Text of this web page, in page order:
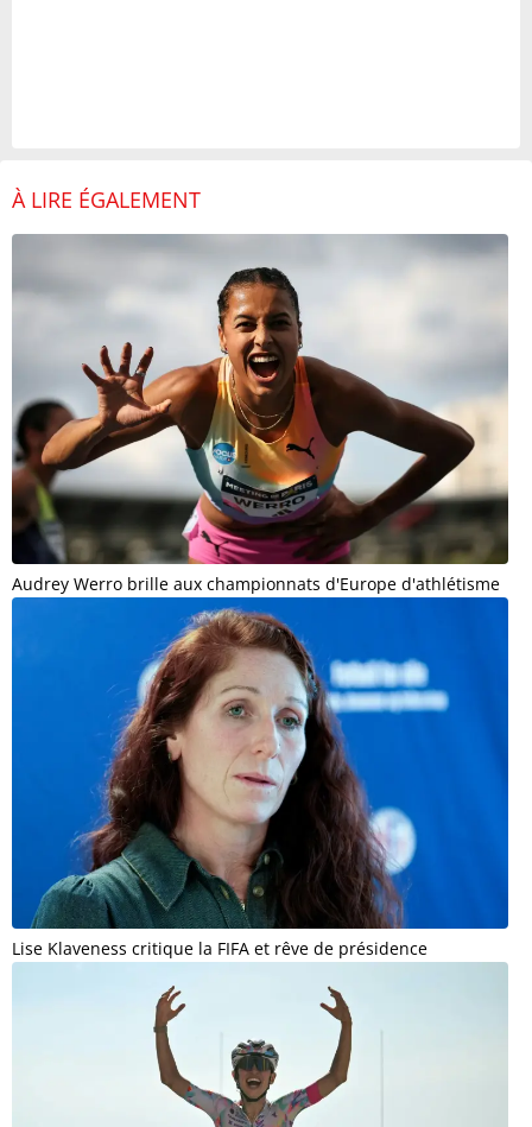
À LIRE ÉGALEMENT
Audrey Werro brille aux championnats d'Europe d'athlétisme
Lise Klaveness critique la FIFA et rêve de présidence